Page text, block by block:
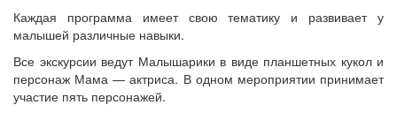
Каждая программа имеет свою тематику и развивает у
малышей различные навыки.
Все экскурсии ведут Малышарики в виде планшетных кукол и
персонаж Мама — актриса. В одном мероприятии принимает
участие пять персонажей.